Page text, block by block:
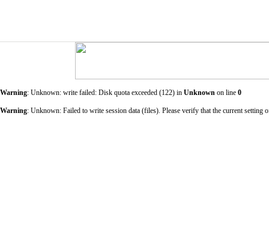
Warning: Unknown: write failed: Disk quota exceeded (122) in Unknown on line 0
Warning: Unknown: Failed to write session data (files). Please verify that the current